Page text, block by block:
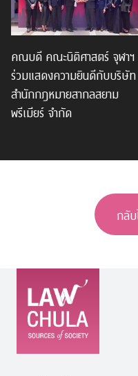
คณบดี คณะนิติศาสตร์ จุฬาฯ
ร่วมแสดงความยินดีกับบริษัท
สำนักกฎหมายสากลสยาม
พรีเมียร์ จำกัด
กลั